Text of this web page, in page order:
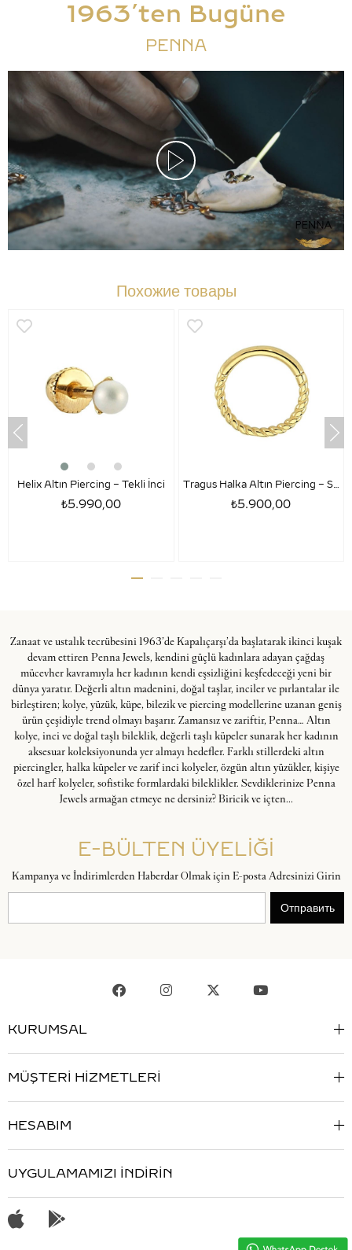
1963’ten Bugüne
PENNA
Похожие товары
Helix Altın Piercing – Tekli İnci
₺5.990,00
Tragus Halka Altın Piercing – Sezar
₺5.900,00
Zanaat ve ustalık tecrübesini 1963’de Kapalıçarşı’da başlatarak ikinci kuşak
devam ettiren Penna Jewels, kendini güçlü kadınlara adayan çağdaş
mücevher kavramıyla her kadının kendi eşsizliğini keşfedeceği yeni bir
dünya yaratır. Değerli altın madenini, doğal taşlar, inciler ve pırlantalar ile
birleştiren; kolye, yüzük, küpe, bilezik ve piercing modellerine uzanan geniş
ürün çeşidiyle trend olmayı başarır. Zamansız ve zariftir, Penna… Altın
kolye, inci ve doğal taşlı bileklik, değerli taşlı küpeler sunarak her kadının
aksesuar koleksiyonunda yer almayı hedefler. Farklı stillerdeki altın
piercingler, halka küpeler ve zarif inci kolyeler, özgün altın yüzükler, kişiye
özel harf kolyeler, sofistike formlardaki bileklikler. Sevdiklerinize Penna
Jewels armağan etmeye ne dersiniz? Biricik ve içten...
E-BÜLTEN ÜYELİĞİ
Kampanya ve İndirimlerden Haberdar Olmak için E-posta Adresinizi Girin
Отправить
KURUMSAL
MÜŞTERİ HİZMETLERİ
HESABIM
UYGULAMAMIZI İNDİRİN